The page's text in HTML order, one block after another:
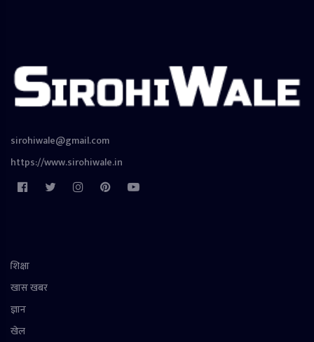
sirohiwale@gmail.com
https://www.sirohiwale.in
शिक्षा
खास खबर
ज्ञान
खेल